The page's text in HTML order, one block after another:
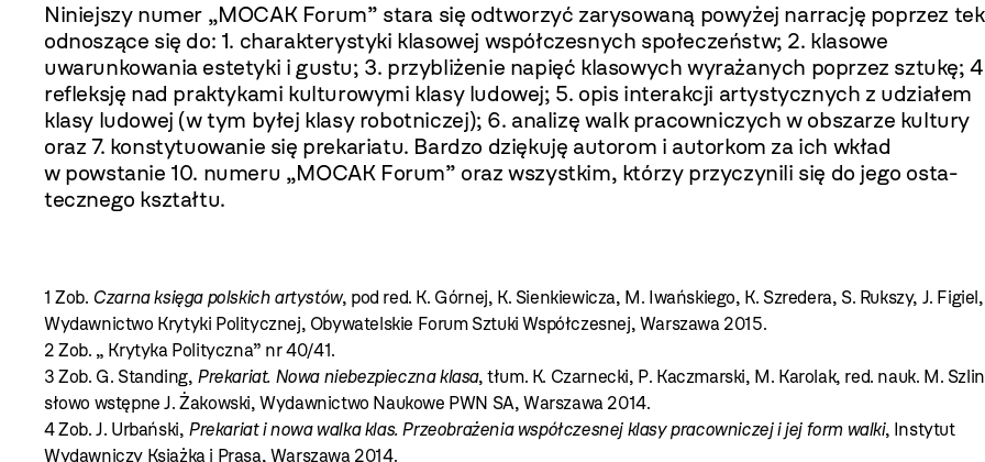
Niniejszy numer „MOCAK Forum” stara się od­tworzyć zarysowaną powyżej narrację poprzez
odnoszące się do: 1. charakterystyki kla­sowej współczesnych społeczeństw; 2. klasowe
uwarunkowania estetyki i gustu; 3. przybliżenie napięć klasowych wyrażanych poprzez sztukę;
refleksję nad praktykami kulturowymi klasy ludowej; 5. opis interakcji artystycznych z udzia­łem
klasy ludowej (w tym byłej klasy robotni­czej); 6. analizę walk pracowniczych w obszarze kultury
oraz 7. konstytuowanie się prekariatu. Bardzo dziękuję autorom i autorkom za ich wkład
w powstanie 10. numeru „MOCAK Forum” oraz wszystkim, którzy przyczynili się do jego osta­
tecznego kształtu.
1 Zob. Czarna księga polskich artystów, pod red. K. Górnej, K. Sienkiewicza, M. Iwańskiego, K. Szredera, S. Rukszy, J. Figiel,
Wydawnictwo Krytyki Politycznej, Obywatelskie Forum Sztuki Współczesnej, Warszawa 2015.
2 Zob. „ Krytyka Polityczna” nr 40/41.
3 Zob. G. Standing, Prekariat. Nowa niebezpieczna klasa, tłum. K. Czarnecki, P. Kaczmarski, M. Karolak, red. nauk. M.
słowo wstępne J. Żakowski, Wydawnictwo Naukowe PWN SA, Warszawa 2014.
4 Zob. J. Urbański, Prekariat i nowa walka klas. Przeobrażenia współczesnej klasy pracowniczej i jej form walki, Instytut
Wydawniczy Książka i Prasa, Warszawa 2014.